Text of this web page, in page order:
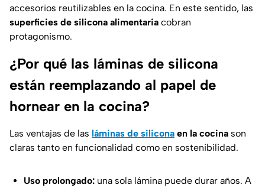
accesorios reutilizables en la cocina. En este sentido, las
superficies de silicona alimentaria cobran
protagonismo.
¿Por qué las láminas de silicona
están reemplazando al papel de
hornear en la cocina?
Las ventajas de las láminas de silicona en la cocina son
claras tanto en funcionalidad como en sostenibilidad.
Uso prolongado: una sola lámina puede durar años. A